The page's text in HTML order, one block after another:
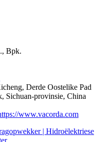
Bpk.
Derde Oostelike Pad
Sichuan-provinsie, China
www.vacorda.com